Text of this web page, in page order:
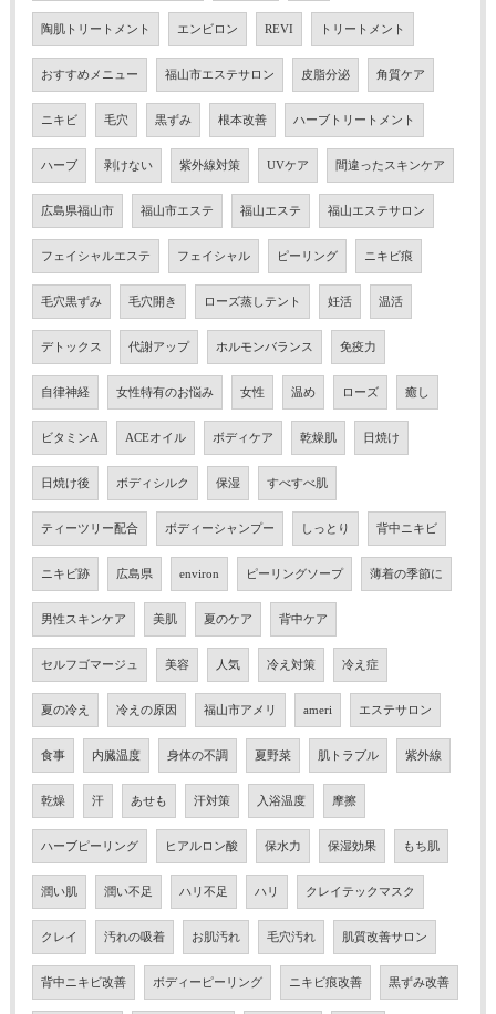
陶肌トリートメント エンビロン REVI トリートメント
おすすめメニュー 福山市エステサロン 皮脂分泌 角質ケア
ニキビ 毛穴 黒ずみ 根本改善 ハーブトリートメント
ハーブ 剥けない 紫外線対策 UVケア 間違ったスキンケア
広島県福山市 福山市エステ 福山エステ 福山エステサロン
フェイシャルエステ フェイシャル ピーリング ニキビ痕
毛穴黒ずみ 毛穴開き ローズ蒸しテント 妊活 温活
デトックス 代謝アップ ホルモンバランス 免疫力
自律神経 女性特有のお悩み 女性 温め ローズ 癒し
ビタミンA ACEオイル ボディケア 乾燥肌 日焼け
日焼け後 ボディシルク 保湿 すべすべ肌
ティーツリー配合 ボディーシャンプー しっとり 背中ニキビ
ニキビ跡 広島県 environ ピーリングソープ 薄着の季節に
男性スキンケア 美肌 夏のケア 背中ケア
セルフゴマージュ 美容 人気 冷え対策 冷え症
夏の冷え 冷えの原因 福山市アメリ ameri エステサロン
食事 内臓温度 身体の不調 夏野菜 肌トラブル 紫外線
乾燥 汗 あせも 汗対策 入浴温度 摩擦
ハーブピーリング ヒアルロン酸 保水力 保湿効果 もち肌
潤い肌 潤い不足 ハリ不足 ハリ クレイテックマスク
クレイ 汚れの吸着 お肌汚れ 毛穴汚れ 肌質改善サロン
背中ニキビ改善 ボディーピーリング ニキビ痕改善 黒ずみ改善